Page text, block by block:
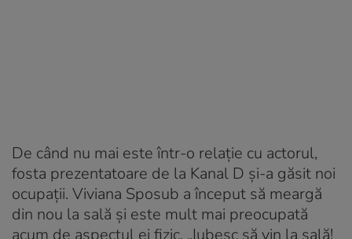
De când nu mai este într-o relație cu actorul,
fosta prezentatoare de la Kanal D și-a găsit noi
ocupații. Viviana Sposub a început să meargă
din nou la sală și este mult mai preocupată
acum de aspectul ei fizic. „Iubesc să vin la sală!